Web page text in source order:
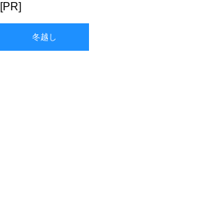
[PR]
冬越し